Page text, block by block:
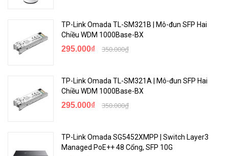
nối trò chơi của bạn.
TP-Link Omada TL-SM321B | Mô-đun SFP Hai
Chiều WDM 1000Base-BX
295.000₫ 350.000₫
TP-Link Omada TL-SM321A | Mô-đun SFP Hai
Chiều WDM 1000Base-BX
295.000₫ 350.000₫
TP-Link Omada SG5452XMPP | Switch Layer3
Managed PoE++ 48 Cổng, SFP 10G